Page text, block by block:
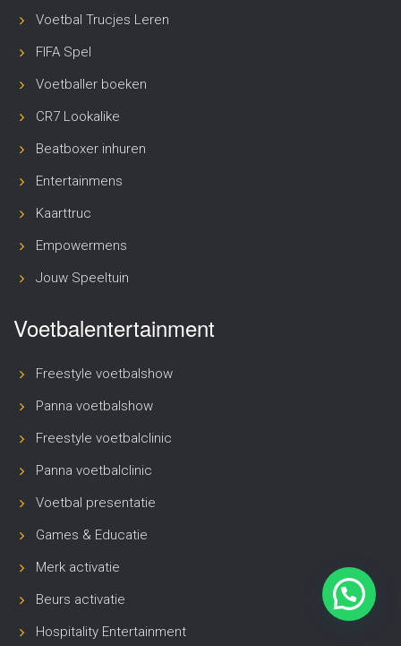
Voetbal Trucjes Leren
FIFA Spel
Voetballer boeken
CR7 Lookalike
Beatboxer inhuren
Entertainmens
Kaarttruc
Empowermens
Jouw Speeltuin
Voetbalentertainment
Freestyle voetbalshow
Panna voetbalshow
Freestyle voetbalclinic
Panna voetbalclinic
Voetbal presentatie
Games & Educatie
Merk activatie
Beurs activatie
Hospitality Entertainment